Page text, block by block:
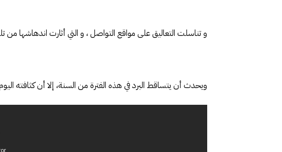
و تناسلت التعاليق على مواقع التواصل ، و التي أثارت اندهاشها
ويحدث أن يتساقط البرد في هذه الفترة من السنة، إلا أن